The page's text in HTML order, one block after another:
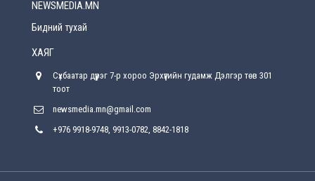
хүрсэн өгөөжөөрөө ажлаа үнэлж, хэрэгжилтээ
Улсын онцгой комисс өвөлжилтийн бэлтгэл,
NEWSMEDIA.MN
Бидний тухай
ХАЯГ
Сүхбаатар дүүрэг 7-р хороо Эрхүүгийн гудамж Дэлгэр төв 301
тоот
newsmedia.mn@gmail.com
+976 9918-9748, 9913-0782, 8842-1818